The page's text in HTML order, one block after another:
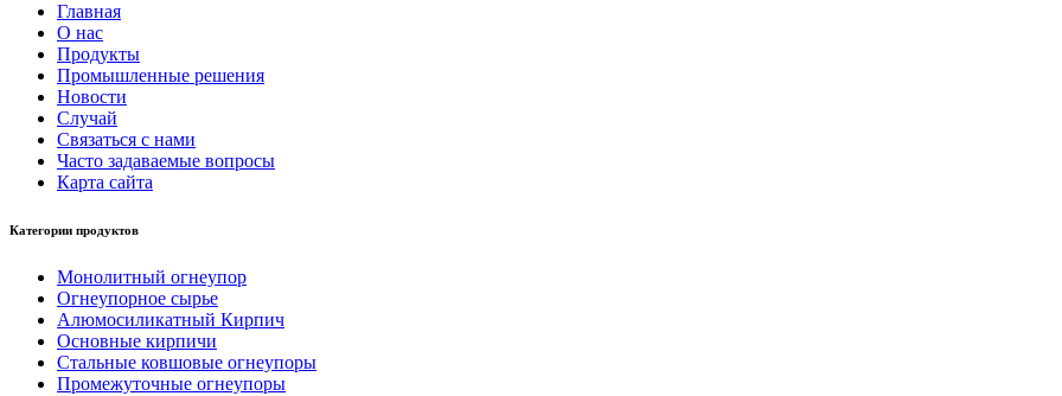
Главная
О нас
Продукты
Промышленные решения
Новости
Случай
Связаться с нами
Часто задаваемые вопросы
Карта сайта
Категории продуктов
Монолитный огнеупор
Огнеупорное сырье
Алюмосиликатный Кирпич
Основные кирпичи
Стальные ковшовые огнеупоры
Промежуточные огнеупоры